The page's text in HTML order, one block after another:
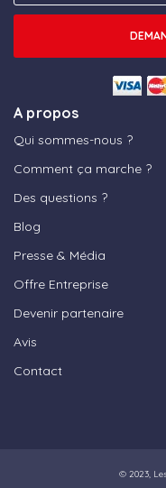
A propos
Qui sommes-nous ?
Comment ça marche ?
Des questions ?
Blog
Presse & Média
Offre Entreprise
Devenir partenaire
Avis
Contact
© 2023,